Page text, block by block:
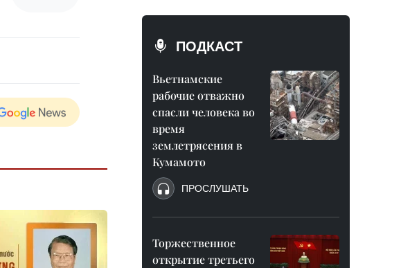
ПОДКАСТ
Вьетнамские
рабочие отважно
спасли человека во
время
землетрясения в
Кумамото
ПРОСЛУШАТЬ
Торжественное
открытие третьего